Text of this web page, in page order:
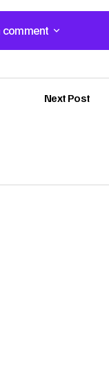
comment
comment
Next Post